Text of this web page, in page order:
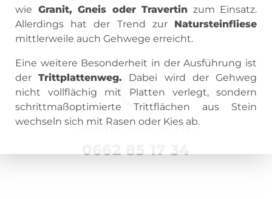
wie Granit, Gneis oder Travertin zum Einsatz.
Allerdings hat der Trend zur Natursteinfliese
mittlerweile auch Gehwege erreicht.
Eine weitere Besonderheit in der Ausführung ist
derTrittplattenweg. Dabei wird der Gehweg
nicht vollflächig mit Platten verlegt, sondern
schrittmaßoptimierte Trittflächen aus Stein
wechseln sich mit Rasen oder Kies ab.
GEHWEG ERRICHTEN?
0662 85 17 34